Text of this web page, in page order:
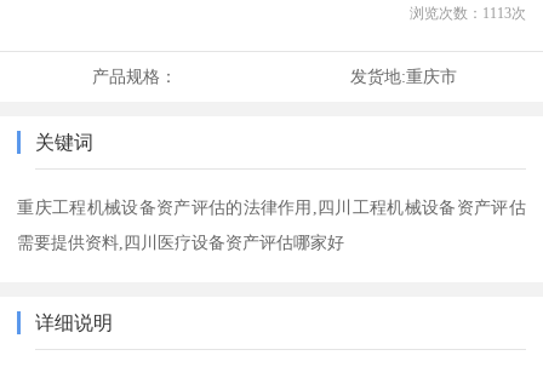
浏览次数： 1113次
产品规格： 发货地:重庆市
关键词
重庆工程机械设备资产评估的法律作用,四川工程机械设备资产评估
需要提供资料,四川医疗设备资产评估哪家好
详细说明